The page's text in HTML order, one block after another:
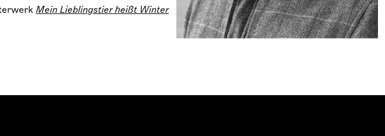
Mein Lieblingstier heißt Winter